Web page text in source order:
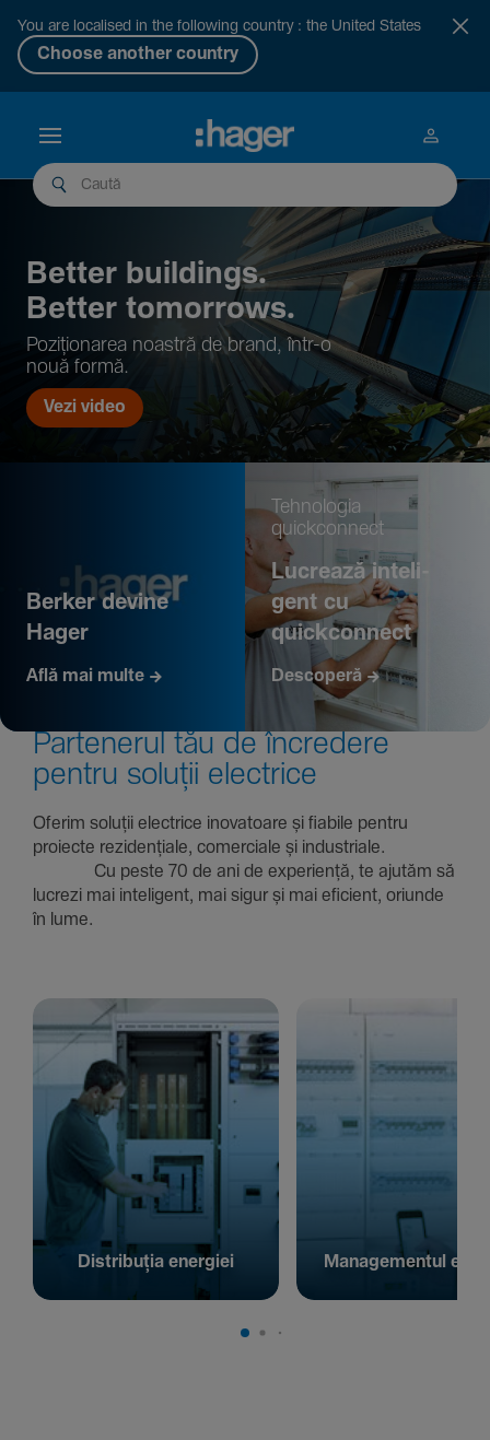
You are localised in the following country : the United States
Choose another country
Better buil­dings.
Better tomor­rows.
Pozi­țio­narea noastră de brand, într-o
nouă formă.
Vezi video
Berker devine
Hager
Află mai multe
Tehno­logia
quickconnect
Lucrează inte­li­
gent cu
quickconnect
Descoperă
Parte­nerul tău de încre­dere
pentru soluții electrice
Oferim soluții electrice inova­toare și fiabile pentru
proiecte rezi­den­țiale, comer­ciale și indus­triale.
Cu peste 70 de ani de expe­riență, te ajutăm să
lucrezi mai inte­li­gent, mai sigur și mai eficient, oriunde
în lume.
Distribuția energiei Managementul